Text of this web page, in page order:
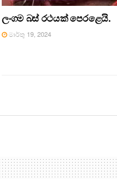
ලංගම බස් රථයක් පෙරළෙයි.
මාර්තු 19, 2024